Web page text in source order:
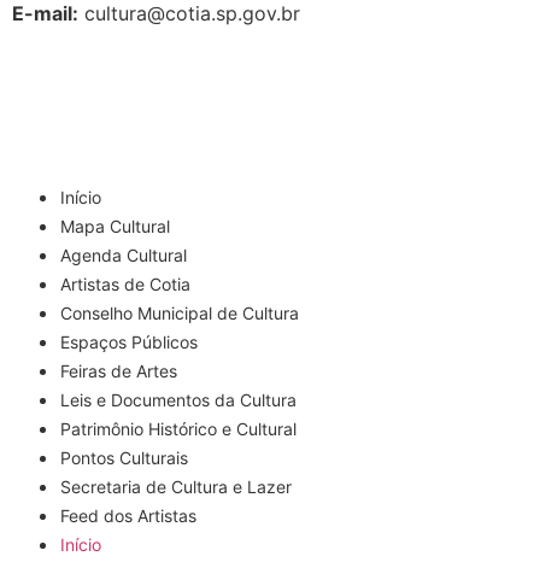
E-mail: cultura@cotia.sp.gov.br
Início
Mapa Cultural
Agenda Cultural
Artistas de Cotia
Conselho Municipal de Cultura
Espaços Públicos
Feiras de Artes
Leis e Documentos da Cultura
Patrimônio Histórico e Cultural
Pontos Culturais
Secretaria de Cultura e Lazer
Feed dos Artistas
Início